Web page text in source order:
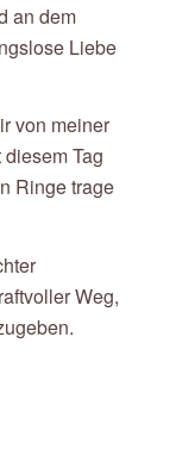
an dem
Liebe
von meiner
Tag
Ringe trage
Weg,